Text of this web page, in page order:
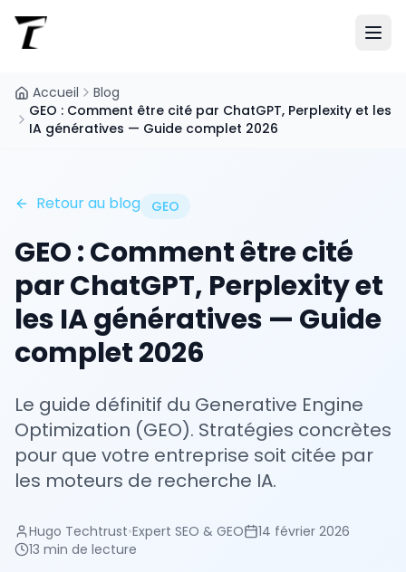
Accueil
Blog
GEO : Comment être cité par ChatGPT, Perplexity et les
IA génératives — Guide complet 2026
Retour au blog GEO
GEO : Comment être cité
par ChatGPT, Perplexity et
les IA génératives — Guide
complet 2026
Le guide définitif du Generative Engine
Optimization (GEO). Stratégies concrètes
pour que votre entreprise soit citée par
les moteurs de recherche IA.
Hugo Techtrust•Expert SEO & GEO
14 février 2026
13 min de lecture